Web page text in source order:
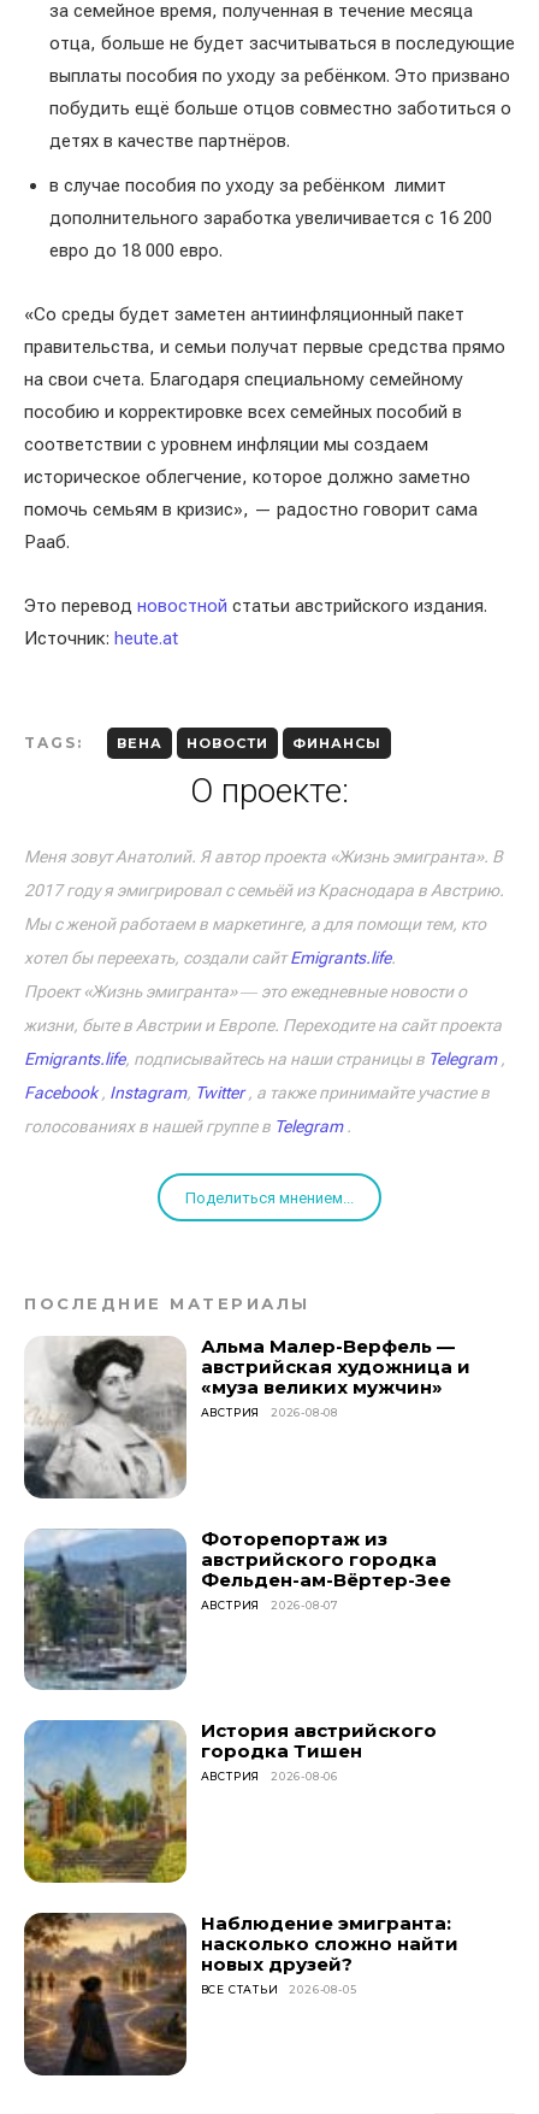
за семейное время, полученная в течение месяца
отца, больше не будет засчитываться в последующие
выплаты пособия по уходу за ребёнком. Это призвано
побудить ещё больше отцов совместно заботиться о
детях в качестве партнёров.
в случае пособия по уходу за ребёнком лимит
дополнительного заработка увеличивается с 16 200
евро до 18 000 евро.
«Со среды будет заметен антиинфляционный пакет
правительства, и семьи получат первые средства прямо
на свои счета. Благодаря специальному семейному
пособию и корректировке всех семейных пособий в
соответствии с уровнем инфляции мы создаем
историческое облегчение, которое должно заметно
помочь семьям в кризис», — радостно говорит сама
Рааб.
Это перевод новостной статьи австрийского издания.
Источник: heute.at
TAGS: ВЕНА НОВОСТИ ФИНАНСЫ
О проекте:
Меня зовут Анатолий. Я автор проекта «Жизнь эмигранта». В
2017 году я эмигрировал с семьёй из Краснодара в Австрию.
Мы с женой работаем в маркетинге, а для помощи тем, кто
хотел бы переехать, создали сайтEmigrants.life.
Проект «Жизнь эмигранта» ― это ежедневные новости о
жизни, быте в Австрии и Европе. Переходите на сайт проекта
Emigrants.life, подписывайтесь на наши страницы в Telegram,
Facebook, Instagram, Twitter, а также принимайте участие в
голосованиях в нашей группе в Telegram.
Поделиться мнением...
ПОСЛЕДНИЕ МАТЕРИАЛЫ
Альма Малер-Верфель —
австрийская художница и
«муза великих мужчин»
АВСТРИЯ 2026-08-08
Фоторепортаж из
австрийского городка
Фельден-ам-Вёртер-Зее
АВСТРИЯ 2026-08-07
История австрийского
городка Тишен
АВСТРИЯ 2026-08-06
Наблюдение эмигранта:
насколько сложно найти
новых друзей?
ВСЕ СТАТЬИ 2026-08-05